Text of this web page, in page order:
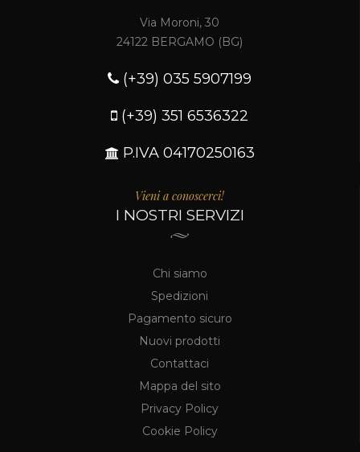
Via Moroni, 30
24122 BERGAMO (BG)
(+39) 035 5907199
(+39) 351 6536322
P.IVA 04170250163
Vieni a conoscerci!
I NOSTRI SERVIZI
Chi siamo
Spedizioni
Pagamento sicuro
Nuovi prodotti
Contattaci
Mappa del sito
Privacy Policy
Cookie Policy